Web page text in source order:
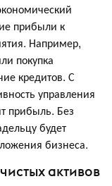
прибыли к
Например,
покупка
кредитов. С
управления
прибыль. Без
будет
бизнеса.
активов